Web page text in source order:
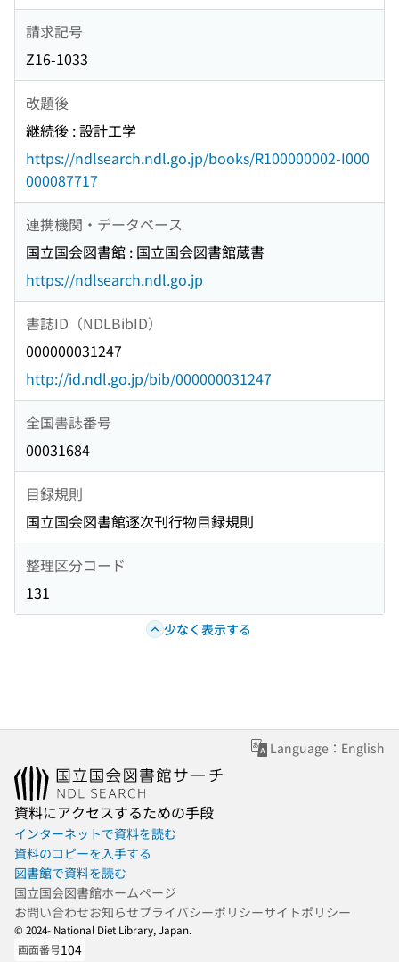
請求記号
Z16-1033
改題後
継続後 : 設計工学
https://ndlsearch.ndl.go.jp/books/R100000002-I000
000087717
連携機関・データベース
国立国会図書館 : 国立国会図書館蔵書
https://ndlsearch.ndl.go.jp
書誌ID（NDLBibID）
000000031247
http://id.ndl.go.jp/bib/000000031247
全国書誌番号
00031684
目録規則
国立国会図書館逐次刊行物目録規則
整理区分コード
131
少なく表示する
Language：English
資料にアクセスするための手段
インターネットで資料を読む
資料のコピーを入手する
図書館で資料を読む
国立国会図書館ホームページ
お問い合わせお知らせプライバシーポリシーサイトポリシー
© 2024- National Diet Library, Japan.
画面番号104